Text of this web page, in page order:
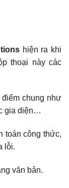
hiện ra khi
thoại này các
chung như
gia diện…
toán công thức,
lỗi.
văn bản.